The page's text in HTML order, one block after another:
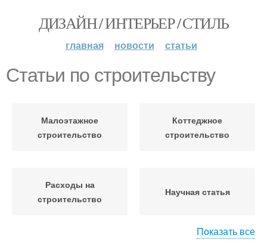
ДИЗАЙН / ИНТЕРЬЕР / СТИЛЬ
главная новости статьи
Статьи по строительству
Малоэтажное
строительство
Коттеджное
строительство
Расходы на
строительство
Научная статья
Показать все